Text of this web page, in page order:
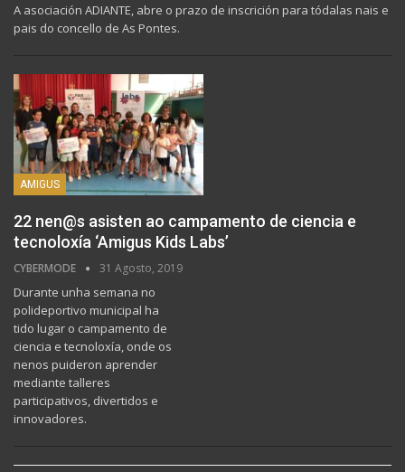
A asociación ADIANTE, abre o prazo de inscrición para tódalas nais e
pais do concello de As Pontes.
AMIGUS
22 nen@s asisten ao campamento de ciencia e
tecnoloxía ‘Amigus Kids Labs’
CYBERMODE 31 Agosto, 2019
Durante unha semana no
polideportivo municipal ha
tido lugar o campamento de
ciencia e tecnoloxía, onde os
nenos puideron aprender
mediante talleres
participativos, divertidos e
innovadores.